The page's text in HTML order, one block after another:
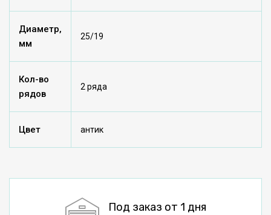
Диаметр,
мм
25/19
Кол-во
рядов
2 ряда
Цвет антик
Под заказ от 1 дня